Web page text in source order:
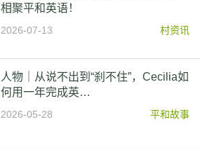
相聚平和英语！
2026-07-13 村资讯
人物｜从说不出到“刹不住”，Cecilia如
何用一年完成英…
2026-05-28 平和故事